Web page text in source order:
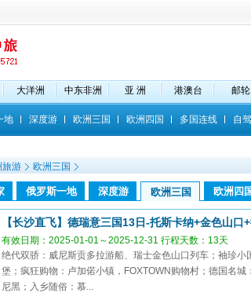
地 深度游 欧洲三国 欧洲四国 多国连线 自
大洋洲 中东非洲 亚 洲 港澳台 邮轮
旅游 欧洲三国
俄罗斯一地 深度游 欧洲三国 欧洲四
【长沙直飞】德瑞意三国13日-托斯卡纳+金色山口
有效日期：2025-01-01～2025-12-31 行程天数：13天
绝代双骄：威尼斯贡多拉游船、瑞士金色山口列车；袖珍
堡；疯狂购物：卢加偌小镇，FOXTOWN购物村；德国名
尼黑；入乡随俗：慕...